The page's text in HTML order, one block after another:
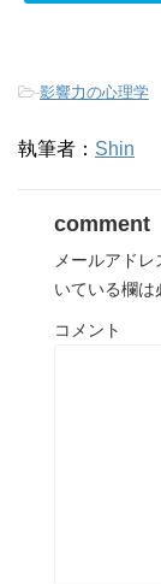
-影響力の心理学
執筆者： Shin
comment
メールアドレ
いている欄は
コメント